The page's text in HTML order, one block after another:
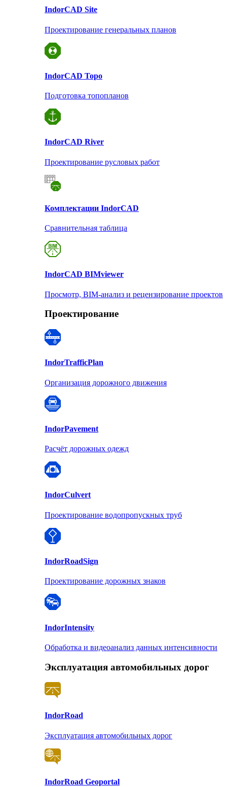
IndorCAD Site
Проектирование генеральных планов
IndorCAD Topo
Подготовка топопланов
IndorCAD River
Проектирование русловых работ
Комплектации IndorCAD
Сравнительная таблица
IndorCAD BIMviewer
Просмотр, BIM-анализ и рецензирование проектов
Проектирование
IndorTrafficPlan
Организация дорожного движения
IndorPavement
Расчёт дорожных одежд
IndorCulvert
Проектирование водопропускных труб
IndorRoadSign
Проектирование дорожных знаков
IndorIntensity
Обработка и видеоанализ данных интенсивности
Эксплуатация автомобильных дорог
IndorRoad
Эксплуатация автомобильных дорог
IndorRoad Geoportal